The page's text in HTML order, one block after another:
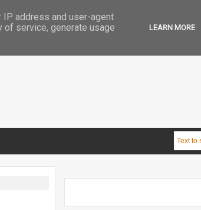
address and user-agent
of service, generate usage
LEARN MORE